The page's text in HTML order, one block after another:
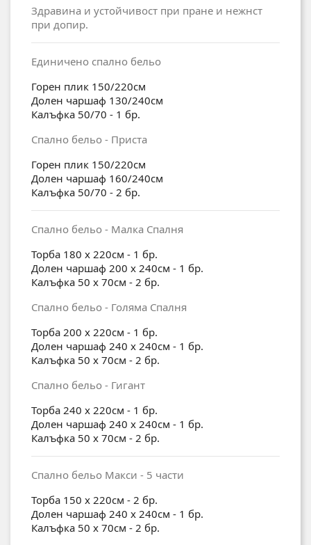
Здравина и устойчивост при пране и нежнст
при допир.
Единичено спално бельо
Горен плик 150/220см
Долен чаршаф 130/240см
Калъфка 50/70 - 1 бр.
Спално бельо - Приста
Горен плик 150/220см
Долен чаршаф 160/240см
Калъфка 50/70 - 2 бр.
Спално бельо - Малка Спалня
Торба 180 x 220см - 1 бр.
Долен чаршаф 200 x 240см - 1 бр.
Калъфка 50 x 70см - 2 бр.
Спално бельо - Голяма Спалня
Торба 200 x 220см - 1 бр.
Долен чаршаф 240 x 240см - 1 бр.
Калъфка 50 x 70см - 2 бр.
Спално бельо - Гигант
Торба 240 x 220см - 1 бр.
Долен чаршаф 240 x 240см - 1 бр.
Калъфка 50 x 70см - 2 бр.
Спално бельо Макси - 5 части
Торба 150 x 220см - 2 бр.
Долен чаршаф 240 x 240см - 1 бр.
Калъфка 50 x 70см - 2 бр.